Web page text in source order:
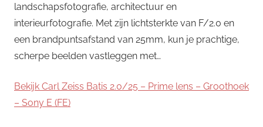
landschapsfotografie, architectuur en
interieurfotografie. Met zijn lichtsterkte van F/2.0 en
een brandpuntsafstand van 25mm, kun je prachtige,
scherpe beelden vastleggen met…
Bekijk Carl Zeiss Batis 2.0/25 – Prime lens – Groothoek
– Sony E (FE)